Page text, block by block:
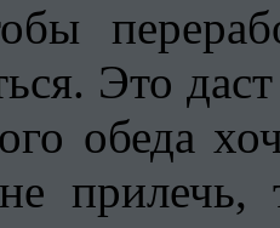
Это
обеда
прилечь,